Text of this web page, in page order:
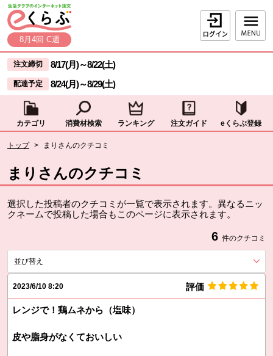
ページの先頭です。
本文へジャンプする。
8月4回 C週
ログイン
ここからサイト内共通メニューです。
サイト内共通メニューをスキップする
注文締切 8/17(月)～8/22(土)
配達予定 8/24(月)～8/29(土)
カテゴリ 消費材検索 ランキング 注文ガイド eくらぶ登録
トップ > まりさんのクチコミ
まりさんのクチコミ
選択した投稿者のクチコミが一覧で表示されます。異なるニッ
クネームで投稿した場合もこのページに表示されます。
6 件のクチコミ
並び替え
2023/6/10 8:20 評価
レンジで！鶏ムネから（塩味）
皮や脂身がなくておいしい